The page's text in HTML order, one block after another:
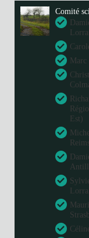
Comité
Est)